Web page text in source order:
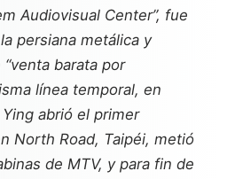
Audiovisual Center”, fue
persiana metálica y
barata por
línea temporal, en
abrió el primer
North Road, Taipéi, metió
de MTV, y para fin de